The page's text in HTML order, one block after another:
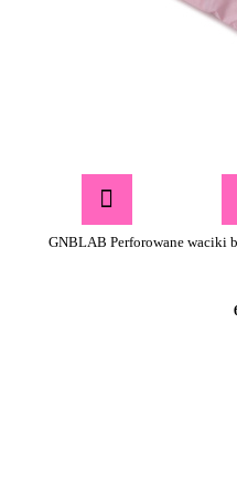
GNBLAB Perforowane waciki